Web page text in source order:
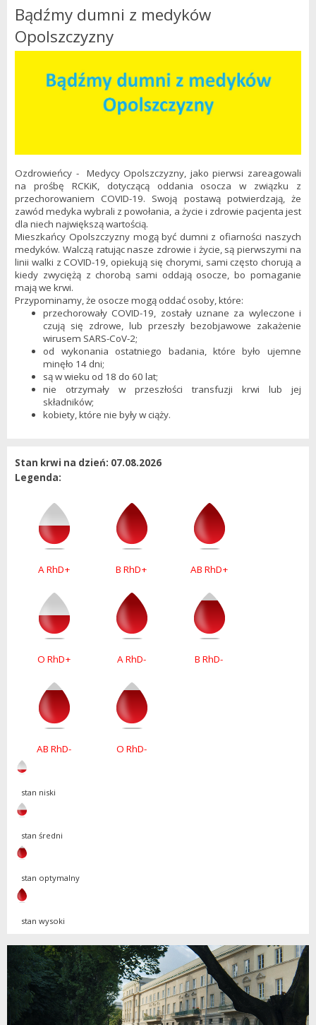
Bądźmy dumni z medyków
Opolszczyzny
Ozdrowieńcy - Medycy Opolszczyzny, jako pierwsi zareagowali
na prośbę RCKiK, dotyczącą oddania osocza w związku z
przechorowaniem COVID-19. Swoją postawą potwierdzają, że
zawód medyka wybrali z powołania, a życie i zdrowie pacjenta jest
dla niech największą wartością.
Mieszkańcy Opolszczyzny mogą być dumni z ofiarności naszych
medyków. Walczą ratując nasze zdrowie i życie, są pierwszymi na
linii walki z COVID-19, opiekują się chorymi, sami często chorują a
kiedy zwyciężą z chorobą sami oddają osocze, bo pomaganie
mają we krwi.
Przypominamy, że osocze mogą oddać osoby, które:
przechorowały COVID-19, zostały uznane za wyleczone i
czują się zdrowe, lub przeszły bezobjawowe zakażenie
wirusem SARS-CoV-2;
od wykonania ostatniego badania, które było ujemne
minęło 14 dni;
są w wieku od 18 do 60 lat;
nie otrzymały w przeszłości transfuzji krwi lub jej
składników;
kobiety, które nie były w ciąży.
Stan krwi na dzień: 07.08.2026
Legenda:
A RhD+ B RhD+ AB RhD+
O RhD+ A RhD- B RhD-
AB RhD- O RhD-
stan niski
stan średni
stan optymalny
stan wysoki